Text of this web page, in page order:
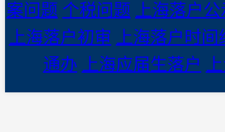
案问题 个税问题
上海落户
上海落户初审
上海落户时间
通办
上海应届生落户